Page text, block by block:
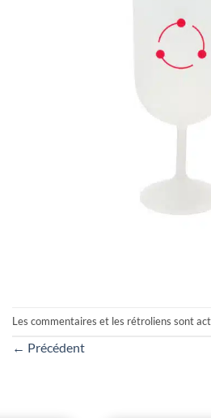
Les commentaires et les rétroliens sont
← Précédent